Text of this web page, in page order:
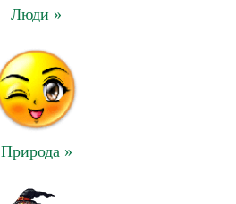
Люди »
Природа »